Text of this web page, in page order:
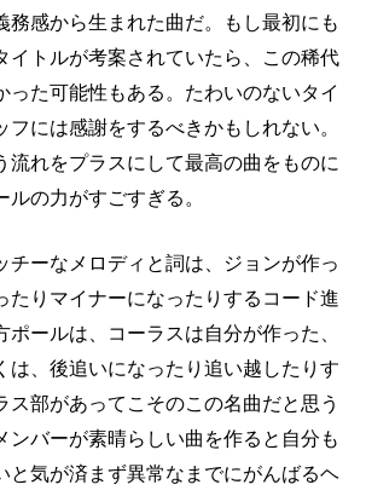
務感から生まれた曲だ。もし最初にも
イトルが考案されていたら、この稀代
った可能性もある。たわいのないタイ
フには感謝をするべきかもしれない。
流れをプラスにして最高の曲をものに
の力がすごすぎる。
チーなメロディと詞は、ジョンが作っ
たりマイナーになったりするコード進
ールは、コーラスは自分が作った、
は、後追いになったり追い越したりす
ス部があってこそのこの名曲だと思う
ンバーが素晴らしい曲を作ると自分も
と気が済まず異常なまでにがんばるヘ